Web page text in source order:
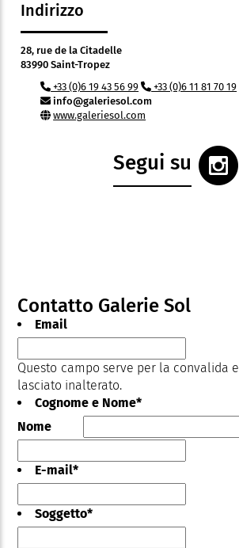
Indirizzo
28, rue de la Citadelle
83990 Saint-Tropez
+33 (0)6 19 43 56 99
+33 (0)6 11 81 70 19
info@galeriesol.com
www.galeriesol.com
Segui su
Contatto Galerie Sol
Email
Questo campo serve per la convalida
lasciato inalterato.
Cognome e Nome*
Nome
E-mail*
Soggetto*